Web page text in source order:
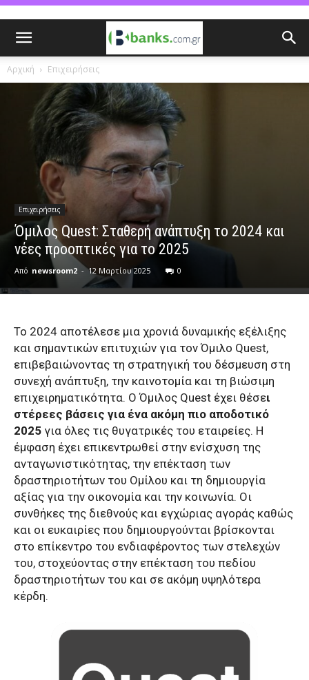
Αρχική Επιχειρήσεις
Επιχειρήσεις
Όμιλος Quest: Σταθερή ανάπτυξη το 2024 και
νέες προοπτικές για το 2025
Από newsroom2 - 12 Μαρτίου 2025 0
Το 2024 αποτέλεσε μια χρονιά δυναμικής εξέλιξης
και σημαντικών επιτυχιών για τον Όμιλο Quest,
επιβεβαιώνοντας τη στρατηγική του δέσμευση στη
συνεχή ανάπτυξη, την καινοτομία και τη βιώσιμη
επιχειρηματικότητα. Ο Όμιλος Quest έχει θέσει
στέρεες βάσεις για ένα ακόμη πιο αποδοτικό
2025 για όλες τις θυγατρικές του εταιρείες. Η
έμφαση έχει επικεντρωθεί στην ενίσχυση της
ανταγωνιστικότητας, την επέκταση των
δραστηριοτήτων του Ομίλου και τη δημιουργία
αξίας για την οικονομία και την κοινωνία. Οι
συνθήκες της διεθνούς και εγχώριας αγοράς καθώς
και οι ευκαιρίες που δημιουργούνται βρίσκονται
στο επίκεντρο του ενδιαφέροντος των στελεχών
του, στοχεύοντας στην επέκταση του πεδίου
δραστηριοτήτων του και σε ακόμη υψηλότερα
κέρδη.